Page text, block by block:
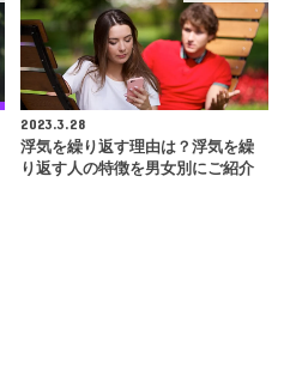
2023.3.28
浮気を繰り返す理由は？浮気を繰
り返す人の特徴を男女別にご紹介